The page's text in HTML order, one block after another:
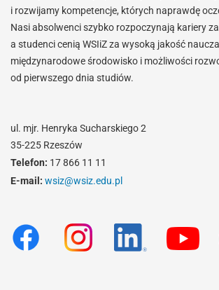
i rozwijamy kompetencje, których naprawdę
Nasi absolwenci szybko rozpoczynają kariery
a studenci cenią WSIiZ za wysoką jakość
międzynarodowe środowisko i możliwości
od pierwszego dnia studiów.
ul. mjr. Henryka Sucharskiego 2
35-225 Rzeszów
Telefon: 17 866 11 11
E-mail: wsiz@wsiz.edu.pl